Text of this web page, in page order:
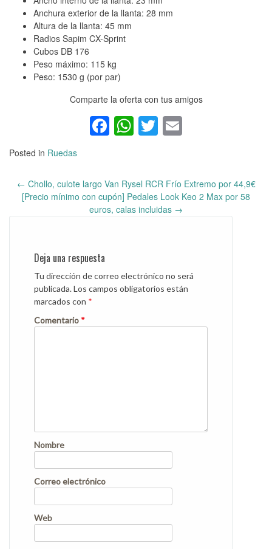
Anchura exterior de la llanta: 28 mm
Altura de la llanta: 45 mm
Radios Sapim CX-Sprint
Cubos DB 176
Peso máximo: 115 kg
Peso: 1530 g (por par)
Comparte la oferta con tus amigos
Facebook
WhatsApp
Twitter
Posted in Ruedas
Post
← Chollo, culote largo Van Rysel RCR Frío Extremo por 44,9€
[Precio mínimo con cupón] Pedales Look Keo 2 Max por 58
euros, calas incluidas →
Deja una respuesta
Tu dirección de correo electrónico no será
publicada.Los campos obligatorios están
marcados con *
Comentario *
Nombre
Correo electrónico
Web